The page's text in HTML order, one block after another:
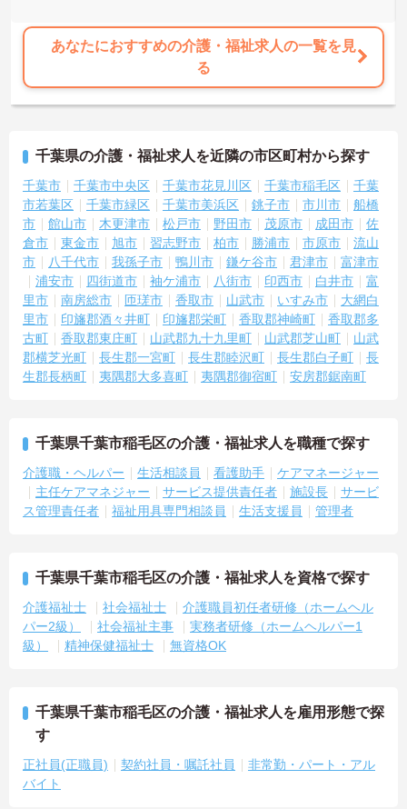
に合わせた個別のOJT研修が実施されます。eラーニングも導入され
ており、多職種と連携しながら専門性を着実に深めていける環境が
★おすすめPOINT★
実施し、ｅラーニングを用いた学習の機会も提供されます
・施設内には看護師が24時間常駐しており、急変時の対応や専門的
な医療処置は看護師が担当するため負担が減ります
・介護スタッフと看護スタッフの比率が1対1で相談しやすく、初任
者研修や実務者研修からでも着実に専門性を高められます
＜残業月7時間以下で身体の負担を軽減！＞
・常勤で働くスタッフの比率が90パーセント以上と高く、急なシフ
ト変更や無理な長時間勤務が発生しにくい人員体制です
・訪問スケジュールに沿って施設内でのケアを行うため、月平均の
残業時間は5時間から7時間程度とかなり少なめに抑えられます
・夜勤明けの翌日は原則としてお休みとなるシフト編成が組まれて
おり、しっかりと休息を取りながら長期的な就業が可能です
＜評価制度でキャリアアップ＞
・介護福祉士や初任者研修などの資格や実務経験、夜勤回数がしっ
例も多数あり、腰を据えて長期的なキャリア形成が可能です
あなたにおすすめの介護・福祉求人の一覧を見
る
千葉県の介護・福祉求人を近隣の市区町村から探す
千葉市 千葉市中央区 千葉市花見川区 千葉市稲毛区
千葉
市若葉区
千葉市緑区 千葉市美浜区 銚子市 市川市
船橋
市
館山市 木更津市 松戸市 野田市 茂原市 成田市
佐
倉市
東金市 旭市 習志野市 柏市 勝浦市 市原市
流山
市
八千代市 我孫子市 鴨川市 鎌ケ谷市 君津市
富津市
浦安市
四街道市 袖ケ浦市 八街市 印西市 白井市
富
里市
南房総市 匝瑳市 香取市 山武市 いすみ市
大網白
里市
印旛郡酒々井町 印旛郡栄町 香取郡神崎町
香取郡多
古町
香取郡東庄町 山武郡九十九里町 山武郡芝山町
山武
郡横芝光町
長生郡一宮町 長生郡睦沢町 長生郡白子町
長
生郡長柄町
夷隅郡大多喜町 夷隅郡御宿町 安房郡鋸南町
千葉県千葉市稲毛区の介護・福祉求人を職種で探す
介護職・ヘルパー 生活相談員 看護助手
ケアマネージャー
主任ケアマネジャー
サービス提供責任者 施設長
サービ
ス管理責任者
福祉用具専門相談員 生活支援員 管理者
千葉県千葉市稲毛区の介護・福祉求人を資格で探す
介護福祉士 社会福祉士
介護職員初任者研修（ホームヘル
パー2級）
社会福祉主事
実務者研修（ホームヘルパー1
級）
精神保健福祉士 無資格OK
千葉県千葉市稲毛区の介護・福祉求人を雇用形態で探
す
正社員(正職員) 契約社員・嘱託社員
非常勤・パート・アル
バイト